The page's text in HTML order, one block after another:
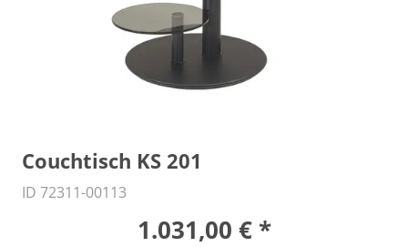
Couchtisch KS 201
ID 72311-00113
1.031,00 € *